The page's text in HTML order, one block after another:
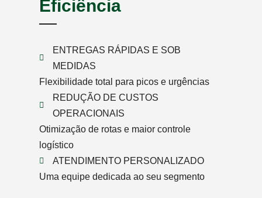
Eficiência
ENTREGAS RÁPIDAS E SOB
MEDIDAS
Flexibilidade total para picos e urgências
REDUÇÃO DE CUSTOS
OPERACIONAIS
Otimização de rotas e maior controle
logístico
ATENDIMENTO PERSONALIZADO
Uma equipe dedicada ao seu segmento